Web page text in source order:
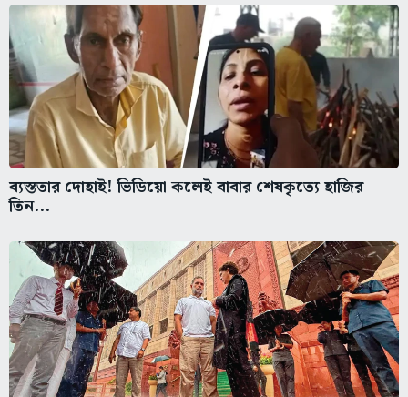
ব্যস্ততার দোহাই! ভিডিয়ো কলেই বাবার শেষকৃত্যে হাজির
তিন...